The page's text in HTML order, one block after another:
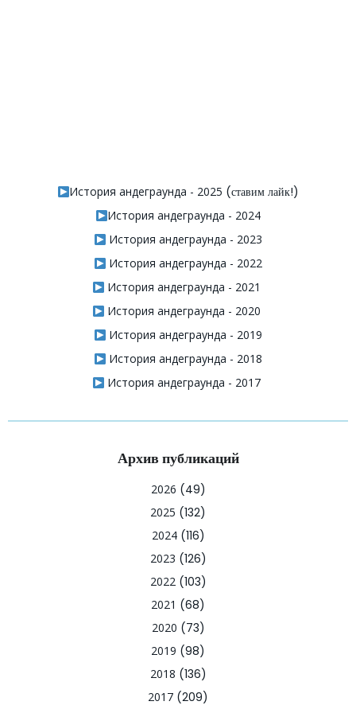
История андеграунда - 2025 (ставим лайк!)
История андеграунда - 2024
История андеграунда - 2023
История андеграунда - 2022
История андеграунда - 2021
История андеграунда - 2020
История андеграунда - 2019
История андеграунда - 2018
История андеграунда - 2017
Архив публикаций
2026 (49)
2025 (132)
2024(116)
2023 (126)
2022(103)
2021 (68)
2020 (73)
2019 (98)
2018 (136)
2017 (209)